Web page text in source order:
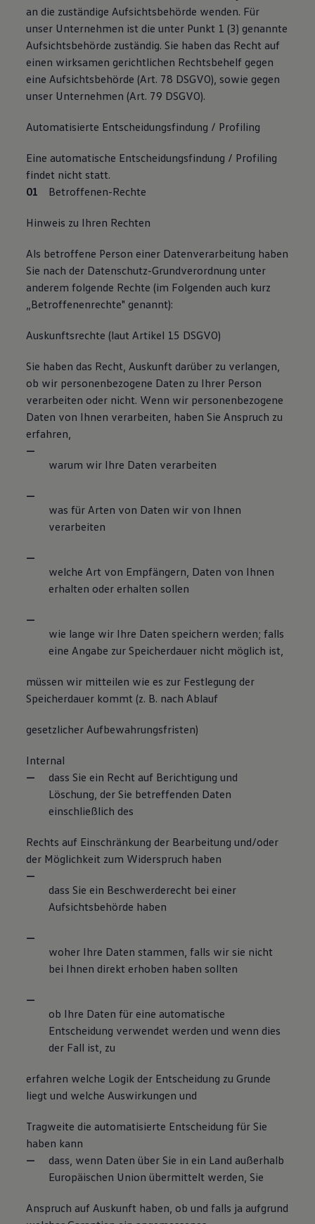
an die zuständige Aufsichtsbehörde wenden. Für
unser Unternehmen ist die unter Punkt 1 (3) genannte
Aufsichtsbehörde zuständig. Sie haben das Recht auf
einen wirksamen gerichtlichen Rechtsbehelf gegen
eine Aufsichtsbehörde (Art. 78 DSGVO), sowie gegen
unser Unternehmen (Art. 79 DSGVO).
Automatisierte Entscheidungsfindung / Profiling
Eine automatische Entscheidungsfindung / Profiling
findet nicht statt.
Betroffenen-Rechte
Hinweis zu Ihren Rechten
Als betroffene Person einer Datenverarbeitung haben
Sie nach der Datenschutz-Grundverordnung unter
anderem folgende Rechte (im Folgenden auch kurz
„Betroffenenrechte" genannt):
Auskunftsrechte (laut Artikel 15 DSGVO)
Sie haben das Recht, Auskunft darüber zu verlangen,
ob wir personenbezogene Daten zu Ihrer Person
verarbeiten oder nicht. Wenn wir personenbezogene
Daten von Ihnen verarbeiten, haben Sie Anspruch zu
erfahren,
warum wir Ihre Daten verarbeiten
was für Arten von Daten wir von Ihnen
verarbeiten
welche Art von Empfängern, Daten von Ihnen
erhalten oder erhalten sollen
wie lange wir Ihre Daten speichern werden; falls
eine Angabe zur Speicherdauer nicht möglich ist,
müssen wir mitteilen wie es zur Festlegung der
Speicherdauer kommt (z. B. nach Ablauf
gesetzlicher Aufbewahrungsfristen)
Internal
dass Sie ein Recht auf Berichtigung und
Löschung, der Sie betreffenden Daten
einschließlich des
Rechts auf Einschränkung der Bearbeitung und/oder
der Möglichkeit zum Widerspruch haben
dass Sie ein Beschwerderecht bei einer
Aufsichtsbehörde haben
woher Ihre Daten stammen, falls wir sie nicht
bei Ihnen direkt erhoben haben sollten
ob Ihre Daten für eine automatische
Entscheidung verwendet werden und wenn dies
der Fall ist, zu
erfahren welche Logik der Entscheidung zu Grunde
liegt und welche Auswirkungen und
Tragweite die automatisierte Entscheidung für Sie
haben kann
dass, wenn Daten über Sie in ein Land außerhalb
Europäischen Union übermittelt werden, Sie
Anspruch auf Auskunft haben, ob und falls ja aufgrund